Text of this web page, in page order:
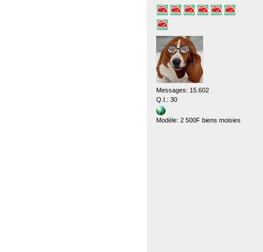
Messages: 15.602
Q.I.: 30
Modèle: 2 500F biens moisies